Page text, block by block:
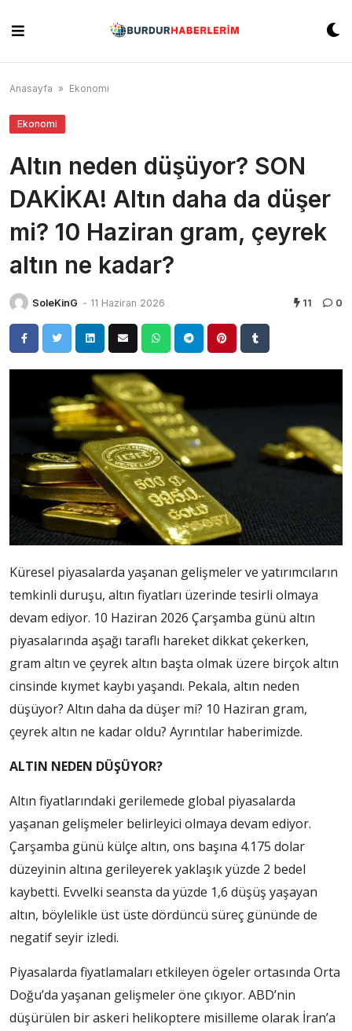
content
Anasayfa » Ekonomi
Ekonomi
Altın neden düşüyor? SON
DAKİKA! Altın daha da düşer
mi? 10 Haziran gram, çeyrek
altın ne kadar?
SoleKinG - 11 Haziran 2026 11 0
Küresel piyasalarda yaşanan gelişmeler ve yatırımcıların
temkinli duruşu, altın fiyatları üzerinde tesirli olmaya
devam ediyor. 10 Haziran 2026 Çarşamba günü altın
piyasalarında aşağı taraflı hareket dikkat çekerken,
gram altın ve çeyrek altın başta olmak üzere birçok altın
cinsinde kıymet kaybı yaşandı. Pekala, altın neden
düşüyor? Altın daha da düşer mi? 10 Haziran gram,
çeyrek altın ne kadar oldu? Ayrıntılar haberimizde.
ALTIN NEDEN DÜŞÜYOR?
Altın fiyatlarındaki gerilemede global piyasalarda
yaşanan gelişmeler belirleyici olmaya devam ediyor.
Çarşamba günü külçe altın, ons başına 4.175 dolar
düzeyinin altına gerileyerek yaklaşık yüzde 2 bedel
kaybetti. Evvelki seansta da yüzde 1,6 düşüş yaşayan
altın, böylelikle üst üste dördüncü süreç gününde de
negatif seyir izledi.
Piyasalarda fiyatlamaları etkileyen ögeler ortasında Orta
Doğu’da yaşanan gelişmeler öne çıkıyor. ABD’nin
düşürülen bir askeri helikoptere misilleme olarak İran’a